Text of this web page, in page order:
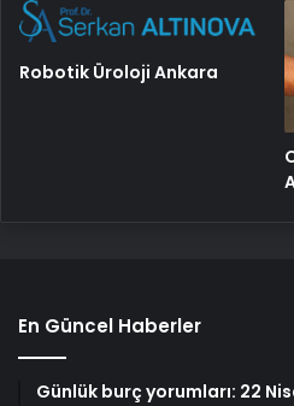
Robotik Üroloji Ankara
En Güncel Haberler
Günlük burç yorumları: 22